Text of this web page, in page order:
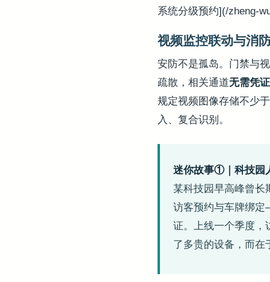
系统分级预约](/zheng-
视频监控联动与消
安防不是孤岛。门禁与
疏散，相关通道无需凭
规定视频图像存储不少
入、复合识别。
迷你故事①｜科技园
某科技园早高峰曾长
访客预约与车牌绑
证。上线一个季度，
了多贵的设备，而在